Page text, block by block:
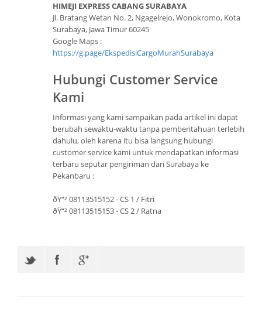
HIMEJI EXPRESS CABANG SURABAYA
Jl. Bratang Wetan No. 2, Ngagelrejo, Wonokromo, Kota
Surabaya, Jawa Timur 60245
Google Maps :
https://g.page/EkspedisiCargoMurahSurabaya
Hubungi Customer Service
Kami
Informasi yang kami sampaikan pada artikel ini dapat
berubah sewaktu-waktu tanpa pemberitahuan terlebih
dahulu, oleh karena itu bisa langsung hubungi
customer service kami untuk mendapatkan informasi
terbaru seputar pengiriman dari Surabaya ke
Pekanbaru :
ðŸ“² 08113515152 - CS 1 / Fitri
ðŸ“² 08113515153 - CS 2 / Ratna